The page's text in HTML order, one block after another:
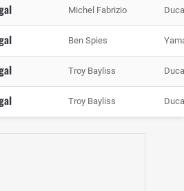
Michel Fabrizio
Ben Spies
Troy Bayliss
Troy Bayliss